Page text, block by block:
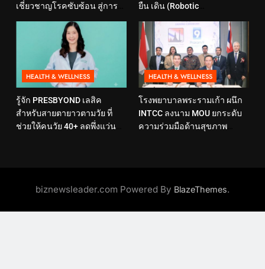
เชี่ยวชาญโรคซับซ้อน สู่การ
โจทย์ไลฟ์สไตล์ ภายใต้แนวคิด
“SELF-CARE IS HEALTHCARE”
ยืน เดิน (Robotic
เทคโนโลยีสุดล้ำ หุ่นยนต์ฝึก
เดิน มาเพิ่มประสิทธิภาพ
HEALTH & WELLNESS
รู้จัก PRESBYOND เลสิค
สำหรับสายตายาวตามวัย ที่
ช่วยให้คนวัย 40+ ลดพึ่งแว่น
HEALTH & WELLNESS
โรงพยาบาลพระรามเก้า ผนึก
INTCC ลงนาม MOU ยกระดับ
ความร่วมมือด้านสุขภาพ
biznewsleader.com Powered By BlazeThemes.